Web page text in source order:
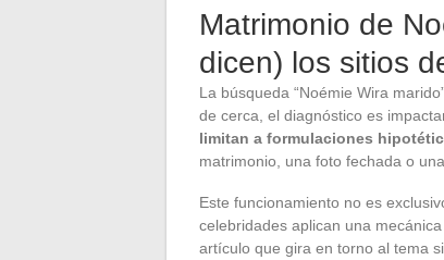
Matrimonio de
dicen) los sitios
La búsqueda “Noémie Wira
de cerca, el diagnóstico es
limitan a formulaciones
matrimonio, una foto fechada o
Este funcionamiento no es
celebridades aplican una
artículo que gira en torno al tema